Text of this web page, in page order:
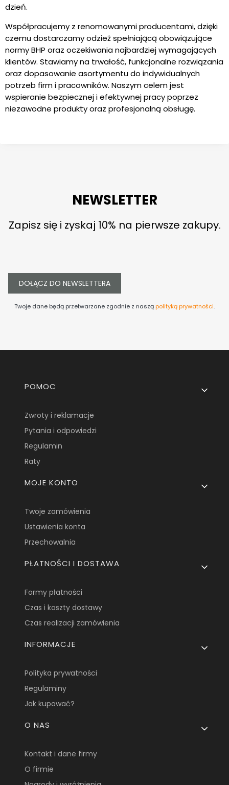
dzień.
Współpracujemy z renomowanymi producentami, dzięki
czemu dostarczamy odzież spełniającą obowiązujące
normy BHP oraz oczekiwania najbardziej wymagających
klientów. Stawiamy na trwałość, funkcjonalne rozwiązania
oraz dopasowanie asortymentu do indywidualnych
potrzeb firm i pracowników. Naszym celem jest
wspieranie bezpiecznej i efektywnej pracy poprzez
niezawodne produkty oraz profesjonalną obsługę.
NEWSLETTER
Zapisz się i zyskaj 10% na pierwsze zakupy.
DOŁĄCZ DO NEWSLETTERA
Twoje dane będą przetwarzane zgodnie z nasząpolityką prywatności.
Linki w stopce
POMOC
Zwroty i reklamacje
Pytania i odpowiedzi
Regulamin
Raty
MOJE KONTO
Twoje zamówienia
Ustawienia konta
Przechowalnia
PŁATNOŚCI I DOSTAWA
Formy płatności
Czas i koszty dostawy
Czas realizacji zamówienia
INFORMACJE
Polityka prywatności
Regulaminy
Jak kupować?
O NAS
Kontakt i dane firmy
O firmie